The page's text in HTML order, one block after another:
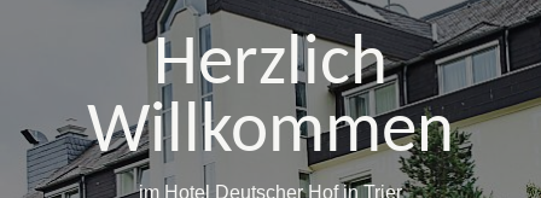
Herzlich
Willkommen
im Hotel Deutscher Hof in Trier